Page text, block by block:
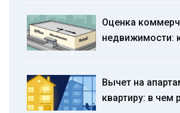
Оценка
недвижимости:
ошибок
Вычет на
квартиру: в чем